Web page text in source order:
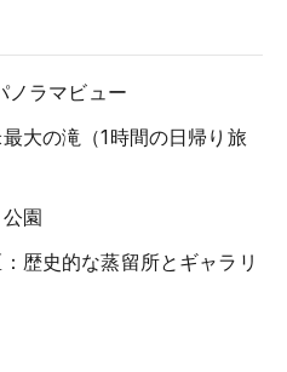
ノラマビュー
大の滝（1時間の日帰り旅
園
歴史的な蒸留所とギャラリ